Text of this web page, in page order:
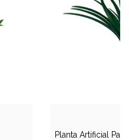
Planta Artificial